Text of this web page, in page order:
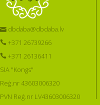
dbdaba@dbdaba.lv
+371 26739266
+371 26136411
SIA "Kongs"
Reģ.nr 43603006320
PVN Reģ.nr LV43603006320